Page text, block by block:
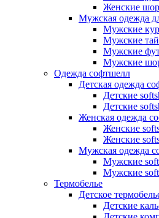
Женские
Мужская одежда
Мужские
Мужские
Мужские
Мужские
Одежда софтшелл
Детская одежда
Детские
Детские
Женская одежда
Женские
Женские
Мужская одежда
Мужские
Мужские
Термобелье
Детское
Детские